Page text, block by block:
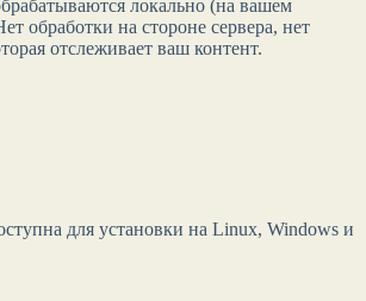
локально (на вашем
обработки на стороне сервера, нет
отслеживает ваш контент.
для установки на Linux, Windows и